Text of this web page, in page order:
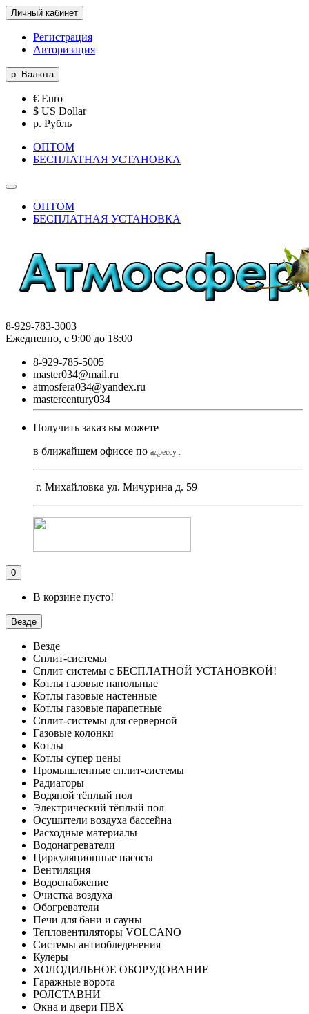
Личный кабинет
Регистрация
Авторизация
р. Валюта
€ Euro
$ US Dollar
р. Рубль
ОПТОМ
БЕСПЛАТНАЯ УСТАНОВКА
ОПТОМ
БЕСПЛАТНАЯ УСТАНОВКА
8-929-783-3003
Ежедневно, с 9:00 до 18:00
8-929-785-5005
master034@mail.ru
atmosfera034@yandex.ru
mastercentury034
Получить заказ вы можете
в ближайшем офиссе по адрессу :
г. Михайловка ул. Мичурина д. 59
0
В корзине пусто!
Везде
Везде
Сплит-системы
Сплит системы с БЕСПЛАТНОЙ УСТАНОВКОЙ!
Котлы газовые напольные
Котлы газовые настенные
Котлы газовые парапетные
Сплит-системы для серверной
Газовые колонки
Котлы
Котлы супер цены
Промышленные сплит-системы
Радиаторы
Водяной тёплый пол
Электрический тёплый пол
Осушители воздуха бассейна
Расходные материалы
Водонагреватели
Циркуляционные насосы
Вентиляция
Водоснабжение
Очистка воздуха
Обогреватели
Печи для бани и сауны
Тепловентиляторы VOLCANO
Системы антиобледенения
Кулеры
ХОЛОДИЛЬНОЕ ОБОРУДОВАНИЕ
Гаражные ворота
РОЛСТАВНИ
Окна и двери ПВХ